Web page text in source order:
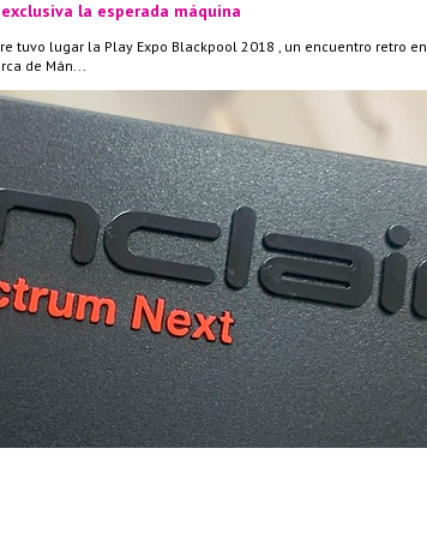
la esperada máquina
tuvo lugar la Play Expo Blackpool 2018 , un encuentro retro en
de Mán...